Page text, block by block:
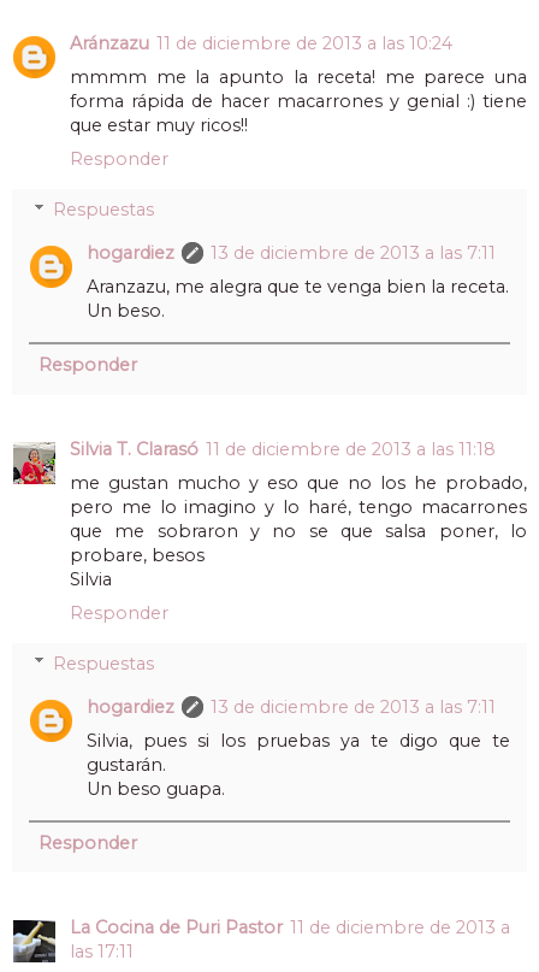
Aránzazu 11 de diciembre de 2013 a las 10:24
mmmm me la apunto la receta! me parece una
forma rápida de hacer macarrones y genial :) tiene
que estar muy ricos!!
Responder
Respuestas
hogardiez
13 de diciembre de 2013 a las 7:11
Aranzazu, me alegra que te venga bien la receta.
Un beso.
Responder
Silvia T. Clarasó 11 de diciembre de 2013 a las 11:18
me gustan mucho y eso que no los he probado,
pero me lo imagino y lo haré, tengo macarrones
que me sobraron y no se que salsa poner, lo
probare, besos
Silvia
Responder
Respuestas
hogardiez
13 de diciembre de 2013 a las 7:11
Silvia, pues si los pruebas ya te digo que te
gustarán.
Un beso guapa.
Responder
La Cocina de Puri Pastor 11 de diciembre de 2013 a
las 17:11